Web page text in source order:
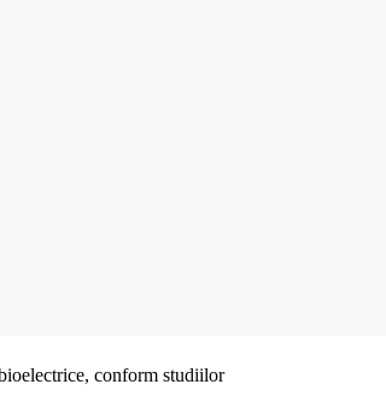
conform studiilor